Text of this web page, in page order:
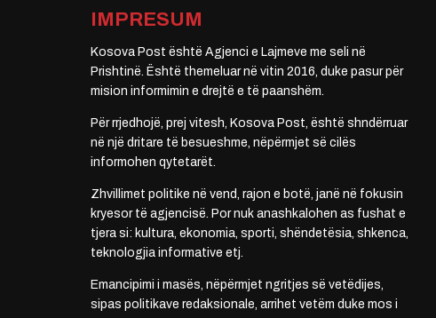
IMPRESUM
Kosova Post është Agjenci e Lajmeve me seli në
Prishtinë. Është themeluar në vitin 2016, duke pasur për
mision informimin e drejtë e të paanshëm.
Për rrjedhojë, prej vitesh, Kosova Post, është shndërruar
në një dritare të besueshme, nëpërmjet së cilës
informohen qytetarët.
Zhvillimet politike në vend, rajon e botë, janë në fokusin
kryesor të agjencisë. Por nuk anashkalohen as fushat e
tjera si: kultura, ekonomia, sporti, shëndetësia, shkenca,
teknologjia informative etj.
Emancipimi i masës, nëpërmjet ngritjes së vetëdijes,
sipas politikave redaksionale, arrihet vetëm duke mos i